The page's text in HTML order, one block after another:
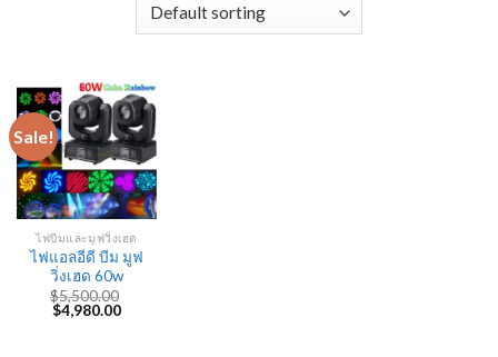
Sale!
ไฟบีมและมูฟวิ่งเฮด
ไฟแอลอีดี บีม มูฟ
วิ่งเฮด 60w
$5,500.00
Original
price
$4,980.00Current